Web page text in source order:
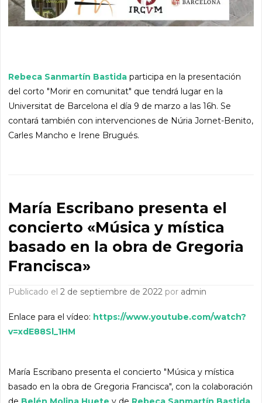
Rebeca Sanmartín Bastida participa en la presentación
del corto "Morir en comunitat" que tendrá lugar en la
Universitat de Barcelona el día 9 de marzo a las 16h. Se
contará también con intervenciones de Núria Jornet-Benito,
Carles Mancho e Irene Brugués.
María Escribano presenta el
concierto «Música y mística
basado en la obra de Gregoria
Francisca»
Publicado el2 de septiembre de 2022 por admin
Enlace para el vídeo: https://www.youtube.com/watch?
v=xdE88Sl_1HM
María Escribano presenta el concierto "Música y mística
basado en la obra de Gregoria Francisca", con la colaboración